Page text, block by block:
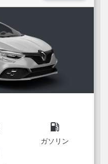
local_gas_station
ガソリン